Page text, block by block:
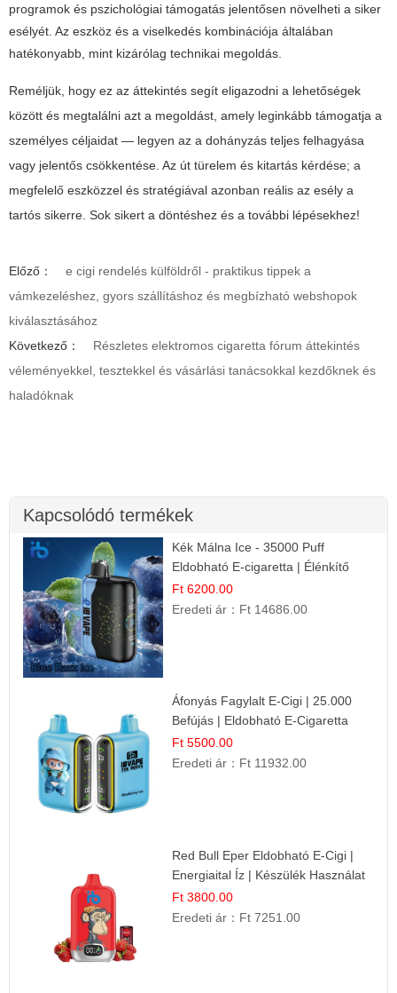
programok és pszichológiai támogatás jelentősen növelheti a siker
esélyét. Az eszköz és a viselkedés kombinációja általában
hatékonyabb, mint kizárólag technikai megoldás.
Reméljük, hogy ez az áttekintés segít eligazodni a lehetőségek
között és megtalálni azt a megoldást, amely leginkább támogatja a
személyes céljaidat — legyen az a dohányzás teljes felhagyása
vagy jelentős csökkentése. Az út türelem és kitartás kérdése; a
megfelelő eszközzel és stratégiával azonban reális az esély a
tartós sikerre. Sok sikert a döntéshez és a további lépésekhez!
Előző：
e cigi rendelés külföldről - praktikus tippek a
vámkezeléshez, gyors szállításhoz és megbízható webshopok
kiválasztásához
Következő：
Részletes elektromos cigaretta fórum áttekintés
véleményekkel, tesztekkel és vásárlási tanácsokkal kezdőknek és
haladóknak
Kapcsolódó termékek
Kék Málna Ice - 35000 Puff
Eldobható E-cigaretta | Élénkítő
Gyümölcsös Frissesség!
Ft 6200.00
Eredeti ár： Ft 14686.00
Áfonyás Fagylalt E-Cigi | 25.000
Befújás | Eldobható E-Cigaretta
Ft 5500.00
Eredeti ár： Ft 11932.00
Red Bull Eper Eldobható E-Cigi |
Energiaital Íz | Készülék Használat
Ft 3800.00
Eredeti ár： Ft 7251.00